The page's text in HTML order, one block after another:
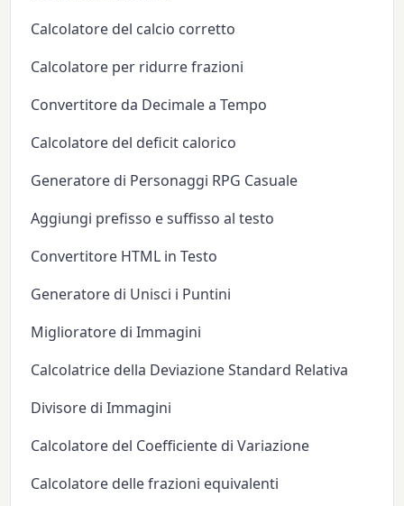
Calcolatore del calcio corretto
Calcolatore per ridurre frazioni
Convertitore da Decimale a Tempo
Calcolatore del deficit calorico
Generatore di Personaggi RPG Casuale
Aggiungi prefisso e suffisso al testo
Convertitore HTML in Testo
Generatore di Unisci i Puntini
Miglioratore di Immagini
Calcolatrice della Deviazione Standard Relativa
Divisore di Immagini
Calcolatore del Coefficiente di Variazione
Calcolatore delle frazioni equivalenti